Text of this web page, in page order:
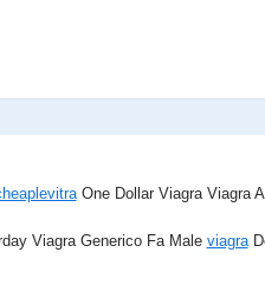
One Dollar Viagra Viagra
Viagra Generico Fa Male viagra